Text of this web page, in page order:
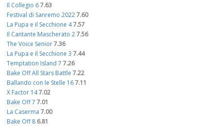
Il Collegio 67.63
Festival di Sanremo 20227.60
La Pupa e il Secchione 47.57
Il Cantante Mascherato 27.56
The Voice Senior7.36
La Pupa e il Secchione 3 7.44
Temptation Island 7 7.26
Bake Off All Stars Battle 7.22
Ballando con le Stelle 167.11
X Factor 147.02
Bake Off 7 7.01
La Caserma 7.00
Bake Off 8 6.81